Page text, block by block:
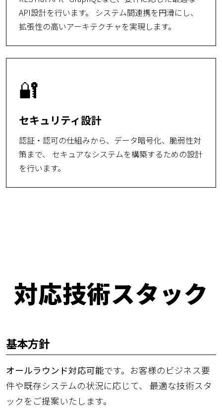
API設計を行います。 システム間連携を円滑にし、
拡張性の高いアーキテクチャを実現します。
🔐
セキュリティ設計
認証・認可の仕組みから、データ暗号化、脆弱性対
策まで、 セキュアなシステムを構築するための設計
を行います。
対応技術スタック
基本方針
オールラウンド対応可能です。お客様のビジネス要
件や既存システムの状況に応じて、 最適な技術スタ
ックをご提案いたします。